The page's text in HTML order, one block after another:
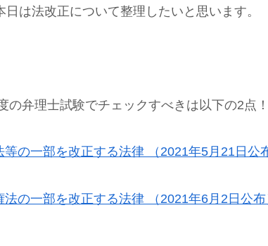
日は法改正について整理したいと思います。
の弁理士試験でチェックすべきは以下の2点！
等の一部を改正する法律 （2021年5月21日公
法の一部を改正する法律 （2021年6月2日公布